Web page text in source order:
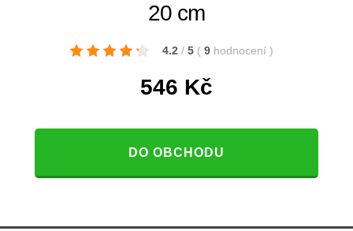
20 cm
4.2 / 5 ( 9 hodnocení )
546 Kč
DO OBCHODU